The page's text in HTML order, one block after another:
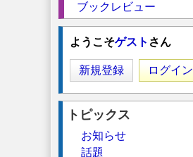
ブックレビュー
ようこそゲスト さん
新規登録 ログイン
トピックス
お知らせ
話題